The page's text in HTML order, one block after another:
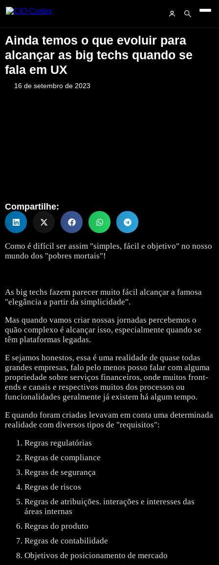
Ainda temos o que evoluir para
alcançar as big techs quando se
fala em UX
16 de setembro de 2023
Compartilhe:
Como é difícil ser assim "simples, fácil e objetivo" no nosso
mundo dos "pobres mortais"!
As big techs fazem parecer muito fácil alcançar a famosa
"elegância a partir da simplicidade".
Mas quando vamos criar nossas jornadas percebemos o
quão complexo é alcançar isso, especialmente quando se
têm plataformas legadas.
E sejamos honestos, essa é uma realidade de quase todas
grandes empresas, falo pelo menos posso falar com alguma
propriedade sobre serviços financeiros, onde muitos front-
ends e canais e respectivos muitos dos processos ou
funcionalidades geralmente já existem há algum tempo.
E quando foram criadas levavam em conta uma determinada
realidade com diversos tipos de "requisitos":
Regras regulatórias
Regras de compliance
Regras de segurança
Regras de riscos
Regras de atribuições. interações e interesses das
áreas internas
Regras do produto
Regras de contabilidade
Objetivos de posicionamento de mercado